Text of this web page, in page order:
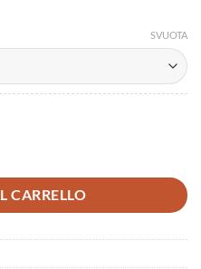
SVUOTA
CARRELLO